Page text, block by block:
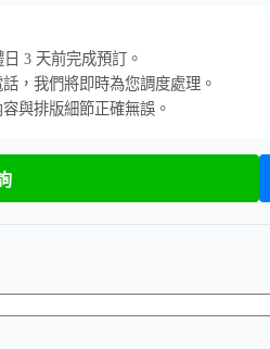
3 天前完成預訂。
，我們將即時為您調度處理。
與排版細節正確無誤。